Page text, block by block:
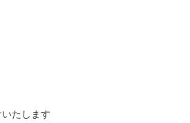
たします